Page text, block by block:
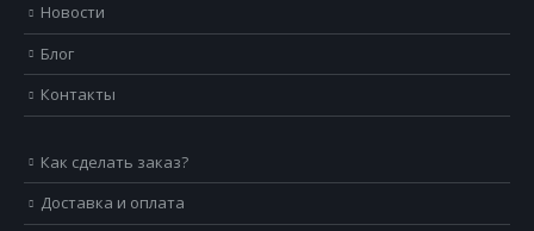
Новости
Блог
Контакты
Как сделать заказ?
Доставка и оплата